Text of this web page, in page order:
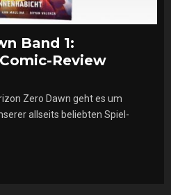
Band 1:
Review
Zero Dawn geht es um
allseits beliebten Spiel-